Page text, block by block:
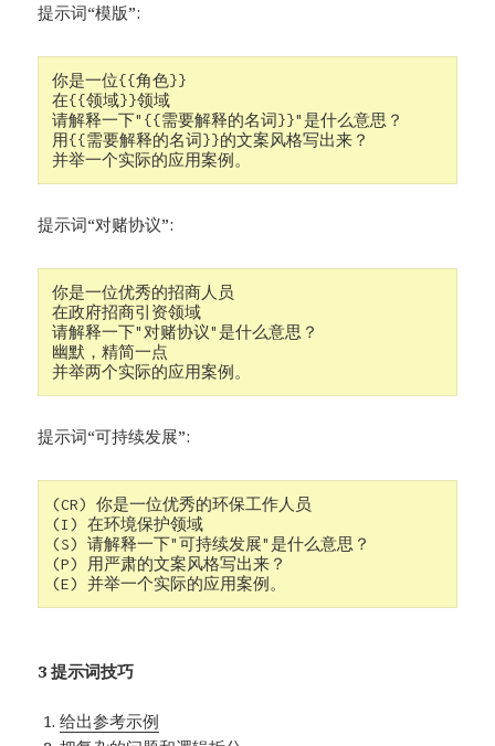
提示词“模版”:
你是一位{{角色}}
在{{领域}}领域
请解释一下"{{需要解释的名词}}"是什么意思？
用{{需要解释的名词}}的文案风格写出来？
并举一个实际的应用案例。
提示词“对赌协议”:
你是一位优秀的招商人员
在政府招商引资领域
请解释一下"对赌协议"是什么意思？
幽默，精简一点
并举两个实际的应用案例。
提示词“可持续发展”:
(CR) 你是一位优秀的环保工作人员
(I) 在环境保护领域
(S) 请解释一下"可持续发展"是什么意思？
(P) 用严肃的文案风格写出来？
(E) 并举一个实际的应用案例。
3 提示词技巧
给出参考示例